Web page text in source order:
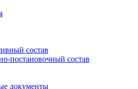
состав
постановочный состав
документы